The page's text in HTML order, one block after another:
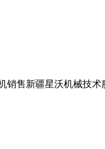
售新疆星沃机械技